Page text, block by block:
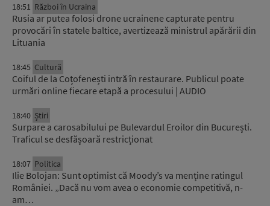
18:51 Război în Ucraina
Rusia ar putea folosi drone ucrainene capturate pentru
provocări în statele baltice, avertizează ministrul apărării din
Lituania
18:45 Cultură
Coiful de la Coțofenești intră în restaurare. Publicul poate
urmări online fiecare etapă a procesului | AUDIO
18:40 Știri
Surpare a carosabilului pe Bulevardul Eroilor din București.
Traficul se desfășoară restricționat
18:07 Politica
Ilie Bolojan: Sunt optimist că Moody’s va menține ratingul
României. „Dacă nu vom avea o economie competitivă, n-
am…